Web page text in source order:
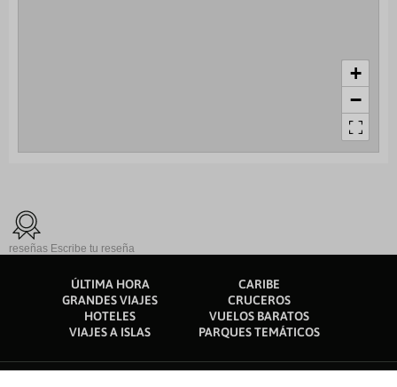
+
−
reseñas Escribe tu reseña
ÚLTIMA HORA
CARIBE
GRANDES VIAJES
CRUCEROS
HOTELES
VUELOS BARATOS
VIAJES A ISLAS
PARQUES TEMÁTICOS